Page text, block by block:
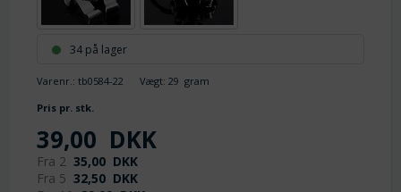
34 på lager
Varenr.:tb0584-22 Vægt:29 gram
Pris pr. stk.
39,00 DKK
Fra 2 35,00 DKK
Fra 5 32,50 DKK